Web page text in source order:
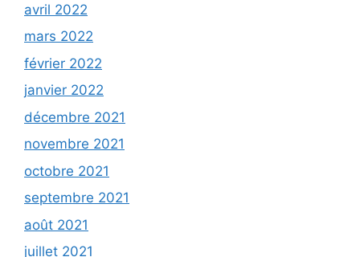
avril 2022
mars 2022
février 2022
janvier 2022
décembre 2021
novembre 2021
octobre 2021
septembre 2021
août 2021
juillet 2021